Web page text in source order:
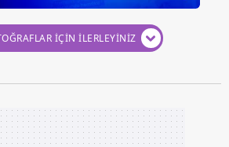
İÇİN İLERLEYİNİZ